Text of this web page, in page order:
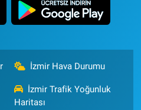
İzmir Hava Durumu
İzmir Trafik Yoğunluk
Haritası